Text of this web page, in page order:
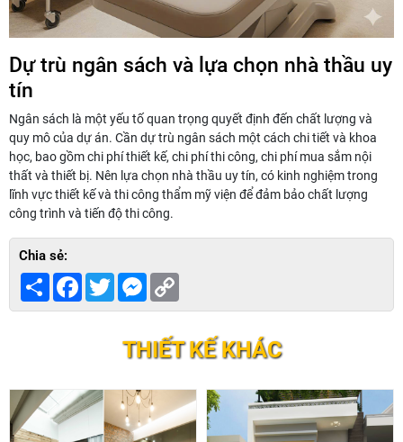
Dự trù ngân sách và lựa chọn nhà thầu uy
tín
Ngân sách là một yếu tố quan trọng quyết định đến chất lượng và
quy mô của dự án. Cần dự trù ngân sách một cách chi tiết và khoa
học, bao gồm chi phí thiết kế, chi phí thi công, chi phí mua sắm nội
thất và thiết bị. Nên lựa chọn nhà thầu uy tín, có kinh nghiệm trong
lĩnh vực thiết kế và thi công thẩm mỹ viện để đảm bảo chất lượng
công trình và tiến độ thi công.
Chia sẻ:
Share Facebook
TwitterMessenger
THIẾT KẾ KHÁC